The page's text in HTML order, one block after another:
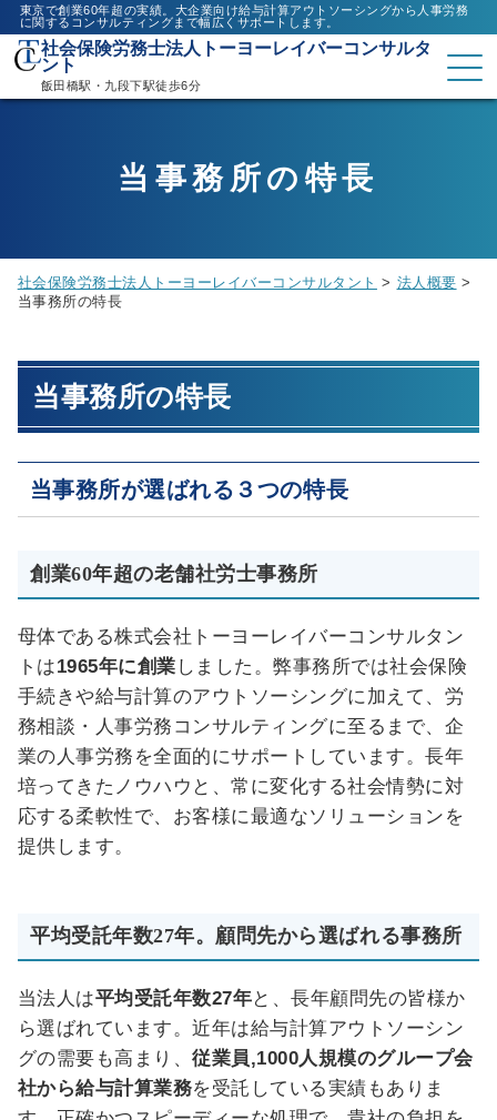
東京で創業60年超の実績。大企業向け給与計算アウトソーシングから人事労務
に関するコンサルティングまで幅広くサポートします。
社会保険労務士法人トーヨーレイバーコンサルタ
ント
飯田橋駅・九段下駅徒歩6分
当事務所の特長
社会保険労務士法人トーヨーレイバーコンサルタント > 法人概要 >
当事務所の特長
当事務所の特長
当事務所が選ばれる３つの特長
創業60年超の老舗社労士事務所
母体である株式会社トーヨーレイバーコンサルタン
トは1965年に創業 しました。弊事務所では社会保険
手続きや給与計算のアウトソーシングに加えて、労
務相談・人事労務コンサルティングに至るまで、企
業の人事労務を全面的にサポートしています。長年
培ってきたノウハウと、常に変化する社会情勢に対
応する柔軟性で、お客様に最適なソリューションを
提供します。
平均受託年数27年。顧問先から選ばれる事務所
当法人は平均受託年数27年と、長年顧問先の皆様か
ら選ばれています。近年は給与計算アウトソーシン
グの需要も高まり、従業員,1000人規模のグループ会
社から給与計算業務を受託している実績もありま